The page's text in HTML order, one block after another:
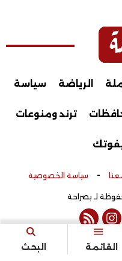
القائمة البحث
الرياضة سياسة
ترند ومنوعات
يفوتك
- سياسة الخصوصية
instagram
rss feed